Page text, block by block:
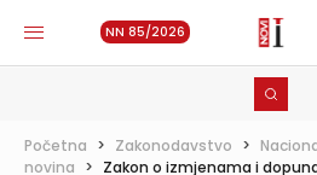
NN 85/2026
Početna > Zakonodavstvo >
novina > Zakon o izmjenama i